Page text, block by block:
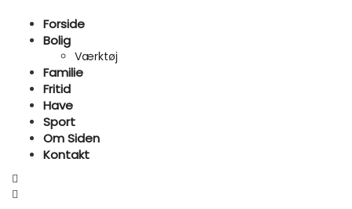
Forside
Bolig
Værktøj
Familie
Fritid
Have
Sport
Om Siden
Kontakt